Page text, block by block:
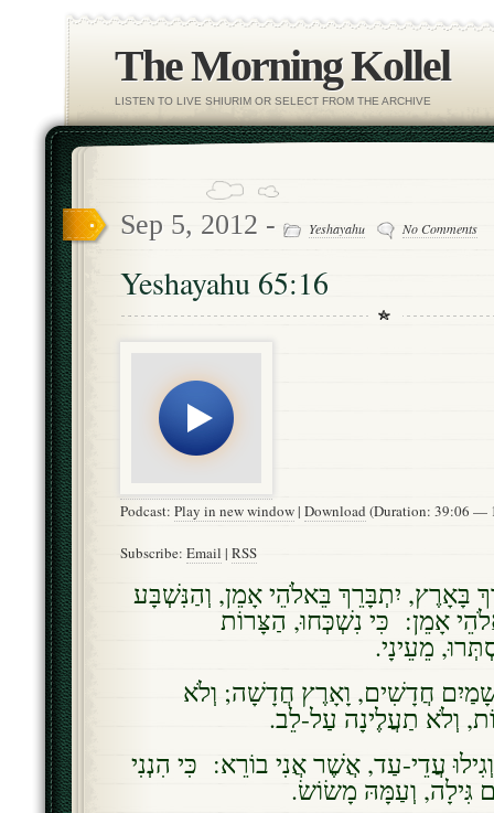
The Morning Kollel
LISTEN TO LIVE SHIURIM OR SELECT FROM THE ARCHIVE
Sep 5, 2012 - Yeshayahu No Comments
Yeshayahu 65:16
Podcast: Play in new window| Download (Duration: 39:06 —
Subscribe: Email | RSS
יִתְבָּרֵךְ בֵּאלֹהֵי אָמֵן, וְהַנִּשְׁבָּע
אָמֵן: כִּי נִשְׁכְּחוּ, הַצָּרוֹת
מֵעֵינָי.
שָׁמַיִם חֲדָשִׁים, וָאָרֶץ חֲדָשָׁה; וְלֹא
וְלֹא תַעֲלֶינָה עַל-לֵב.
עֲדֵי-עַד, אֲשֶׁר אֲנִי בוֹרֵא: כִּי הִנְנִי
גִּילָה, וְעַמָּהּ מָשׂוֹשׂ.